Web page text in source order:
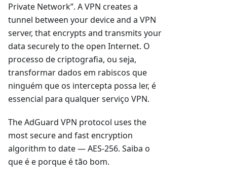
Private Network”. A VPN creates a
tunnel between your device and a VPN
server, that encrypts and transmits your
data securely to the open Internet. O
processo de criptografia, ou seja,
transformar dados em rabiscos que
ninguém que os intercepta possa ler, é
essencial para qualquer serviço VPN.
The AdGuard VPN protocol uses the
most secure and fast encryption
algorithm to date — AES-256. Saiba o
que é e porque é tão bom.